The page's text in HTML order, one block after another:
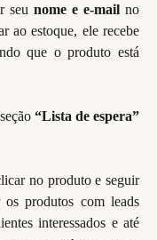
seunome e e-mail no
ao estoque, ele recebe
que o produto está
“Lista de espera”
no produto e seguir
os produtos com leads
interessados e até